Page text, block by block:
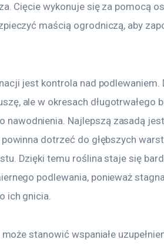
Cięcie wykonuje się za pomocą
maścią ogrodniczą, aby
jest kontrola nad podlewaniem.
ale w okresach długotrwałego
nawodnienia. Najlepszą zasadą
dotrzeć do głębszych
Dzięki temu roślina staje się
podlewania, ponieważ
ich gnicia.
stanowić wspaniałe